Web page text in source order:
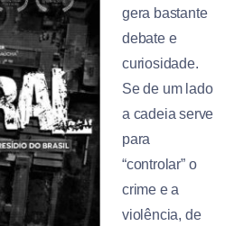
gera bastante
debate e
curiosidade.
Se de um lado
a cadeia serve
para
“controlar” o
crime e a
violência, de